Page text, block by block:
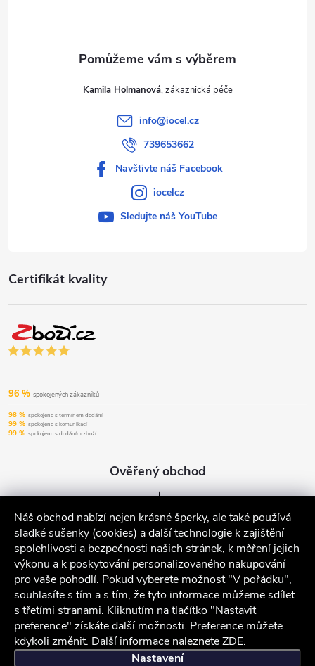
Náš obchod nabízí nejen krásné šperky, ale také používá
sladké sušenky (cookies) a další technologie k zajištění
spolehlivosti a bezpečnosti našich stránek, k měření jejich
výkonu a k poskytování personalizovaného nakupování
pro vaše pohodlí. Pokud vyberete možnost "V pořádku",
souhlasíte s tím a s tím, že tyto informace můžeme sdílet
s třetími stranami. Kliknutím na tlačítko "Nastavit
preference" získáte další možnosti. Preference můžete
kdykoli změnit. Další informace nalezneteZDE.
Nastavení
Certifikát kvality
96 % spokojených zákazníků
98 % spokojeno s termínem dodání
99 % spokojeno s komunikací
99 % spokojeno s dodáním zboží
Ověřený obchod
Kamila Holmanová
info@iocel.cz
739653662
Navštivte náš Facebook
iocelcz
Sledujte náš YouTube
iocel.cz Obchodní podmínky Ochrana osobních údajů